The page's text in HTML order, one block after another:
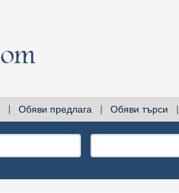
Обяви предлага Обяви търси